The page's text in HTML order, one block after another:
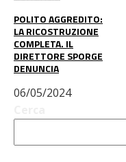
POLITO AGGREDITO:
LA RICOSTRUZIONE
COMPLETA. IL
DIRETTORE SPORGE
DENUNCIA
06/05/2024